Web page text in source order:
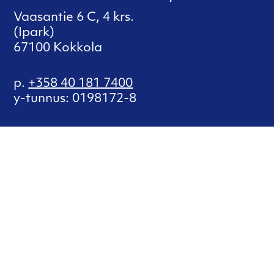
Vaasantie 6 C, 4 krs.
(Ipark)
67100 Kokkola
p. +358 40 181 7400
y-tunnus: 0198172-8